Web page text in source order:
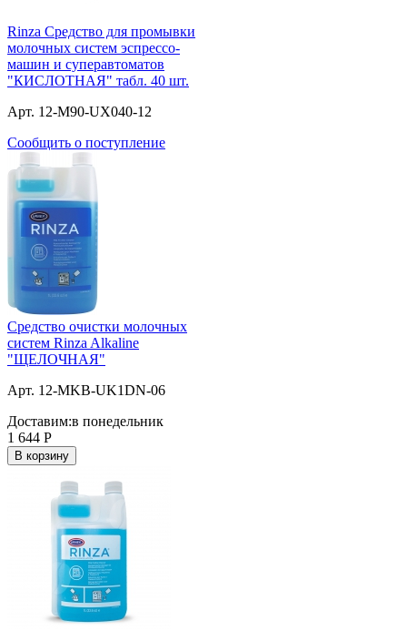
Rinza Средство для промывки
молочных систем эспрессо-
машин и суперавтоматов
"КИСЛОТНАЯ" табл. 40 шт.
Арт. 12-M90-UX040-12
Сообщить о поступление
Средство очистки молочных
систем Rinza Alkaline
"ЩЕЛОЧНАЯ"
Арт. 12-MKB-UK1DN-06
Доставим:в понедельник
1 644 Р
В корзину